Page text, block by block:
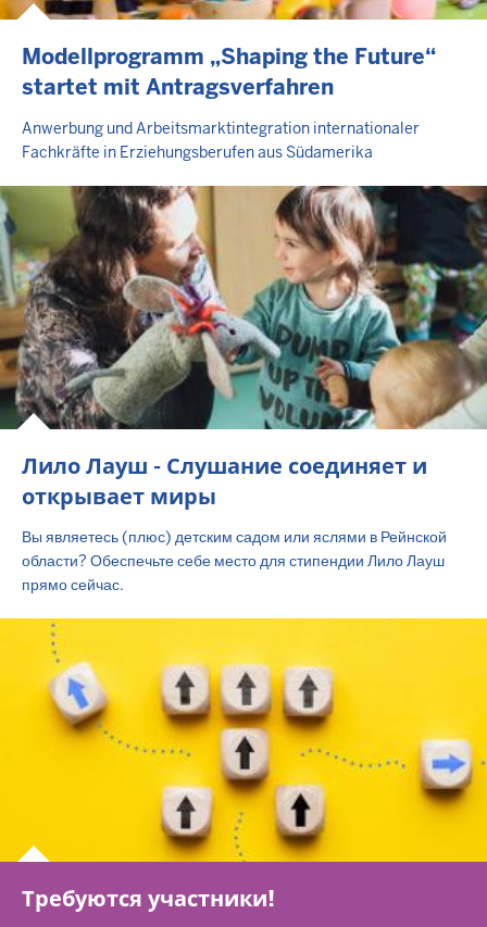
Modellprogramm „Shaping the Future“
startet mit Antragsverfahren
Anwerbung und Arbeitsmarktintegration internationaler
Fachkräfte in Erziehungsberufen aus Südamerika
Лило Лауш - Слушание соединяет и
открывает миры
Вы являетесь (плюс) детским садом или яслями в Рейнской
области? Обеспечьте себе место для стипендии Лило Лауш
прямо сейчас.
Требуются участники!